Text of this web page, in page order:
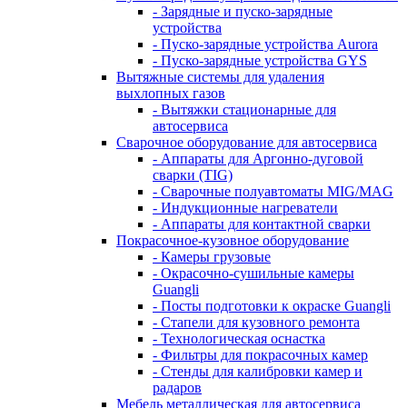
- Зарядные и пуско-зарядные
устройства
- Пуско-зарядные устройства Aurora
- Пуско-зарядные устройства GYS
Вытяжные системы для удаления
выхлопных газов
- Вытяжки стационарные для
автосервиса
Сварочное оборудование для автосервиса
- Аппараты для Аргонно-дуговой
сварки (TIG)
- Сварочные полуавтоматы MIG/MAG
- Индукционные нагреватели
- Аппараты для контактной сварки
Покрасочное-кузовное оборудование
- Камеры грузовые
- Окрасочно-сушильные камеры
Guangli
- Посты подготовки к окраске Guangli
- Стапели для кузовного ремонта
- Технологическая оснастка
- Фильтры для покрасочных камер
- Стенды для калибровки камер и
радаров
Мебель металлическая для автосервиса